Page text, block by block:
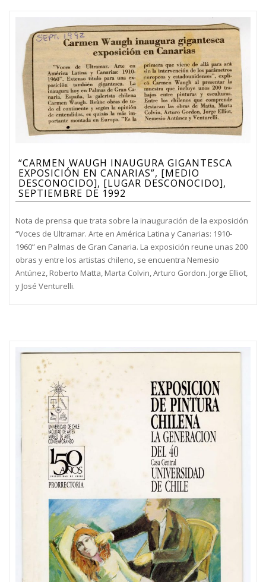
“CARMEN WAUGH INAUGURA GIGANTESCA
EXPOSICIÓN EN CANARIAS”, [MEDIO
DESCONOCIDO], [LUGAR DESCONOCIDO],
SEPTIEMBRE DE 1992
Nota de prensa que trata sobre la inauguración de la exposición
“Voces de Ultramar. Arte en América Latina y Canarias: 1910-
1960” en Palmas de Gran Canaria. La exposición reune unas 200
obras y entre los artistas chileno, se encuentra Nemesio
Antúnez, Roberto Matta, Marta Colvin, Arturo Gordon. Jorge Elliot,
y José Venturelli.